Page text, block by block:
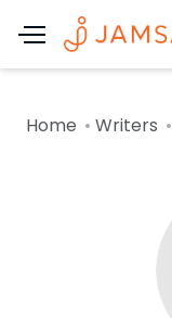
Home Writers